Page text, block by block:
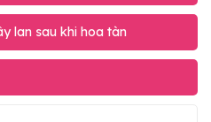
lan sau khi hoa tàn